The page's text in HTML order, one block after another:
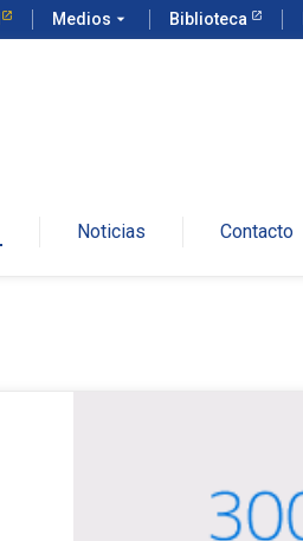
Medios arrow_drop_down Biblioteca
Noticias Contacto